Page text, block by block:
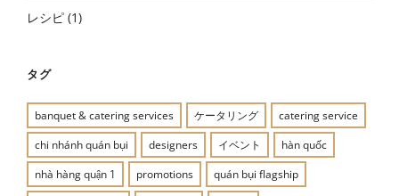
レシピ (1)
タグ
banquet & catering services ケータリング
catering service
chi nhánh quán bụi
designers イベント
hàn quốc
nhà hàng quận 1
promotions quán bụi flagship